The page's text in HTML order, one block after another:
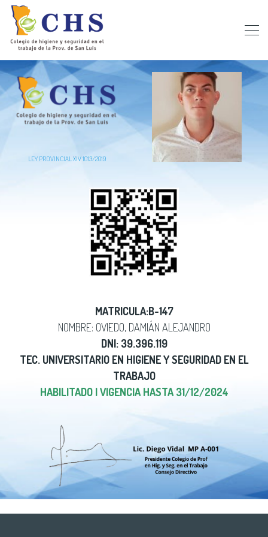
LEY PROVINCIAL XIV 1013/2019
MATRICULA:B-147
NOMBRE: OVIEDO, DAMIÁN ALEJANDRO
DNI: 39.396.119
TEC. UNIVERSITARIO EN HIGIENE Y SEGURIDAD EN EL
TRABAJO
HABILITADO | VIGENCIA HASTA 31/12/2024